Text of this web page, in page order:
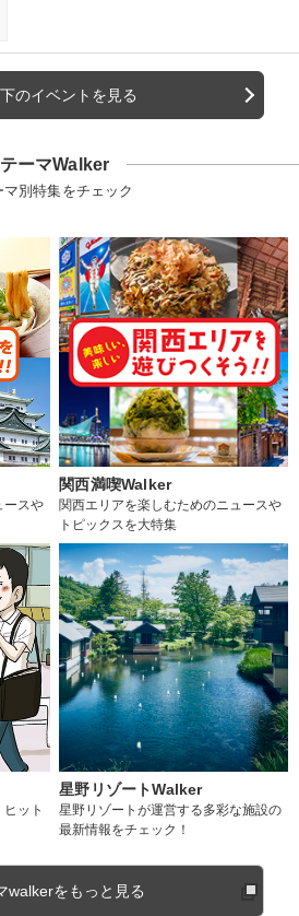
のイベントを見る
テーマWalker
マ別特集をチェック
ースや
関西満喫Walker
関西エリアを楽しむためのニュースや
トピックスを大特集
ット
星野リゾートWalker
星野リゾートが運営する多彩な施設の
最新情報をチェック！
walkerをもっと見る